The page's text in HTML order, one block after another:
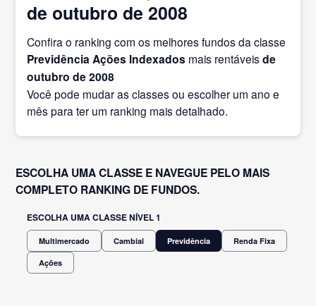
de outubro de 2008
Confira o ranking com os melhores fundos da classe
Previdência Ações Indexados mais rentáveisde
outubro de 2008
Você pode mudar as classes ou escolher um ano e
mês para ter um ranking mais detalhado.
ESCOLHA UMA CLASSE E NAVEGUE PELO MAIS
COMPLETO RANKING DE FUNDOS.
ESCOLHA UMA CLASSE NÍVEL 1
Multimercado Cambial Previdência Renda Fixa
Ações